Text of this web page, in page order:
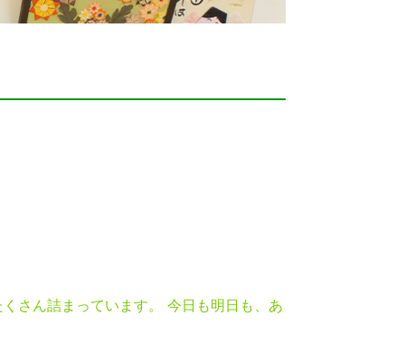
さん詰まっています。 今日も明日も、あ